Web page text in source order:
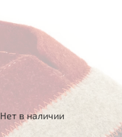
Нет в наличии